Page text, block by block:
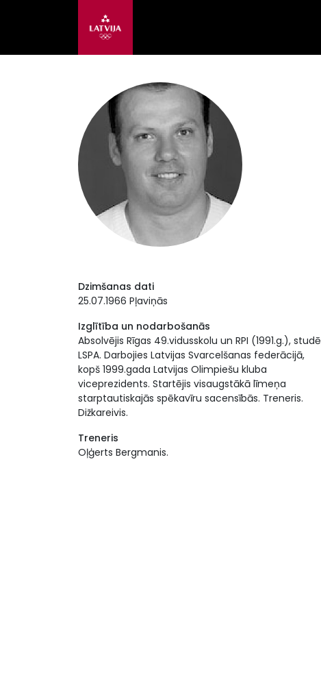
Dzimšanas dati
25.07.1966 Pļaviņās
Izglītība un nodarbošanās
Absolvējis Rīgas 49.vidusskolu un RPI (1991.g.), studē
LSPA. Darbojies Latvijas Svarcelšanas federācijā,
kopš 1999.gada Latvijas Olimpiešu kluba
viceprezidents. Startējis visaugstākā līmeņa
starptautiskajās spēkavīru sacensībās. Treneris.
Dižkareivis.
Treneris
Oļģerts Bergmanis.